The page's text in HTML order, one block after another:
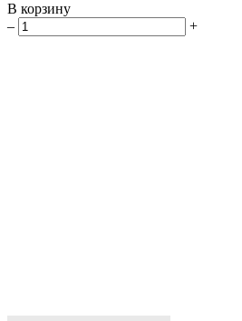
В корзину
–
+